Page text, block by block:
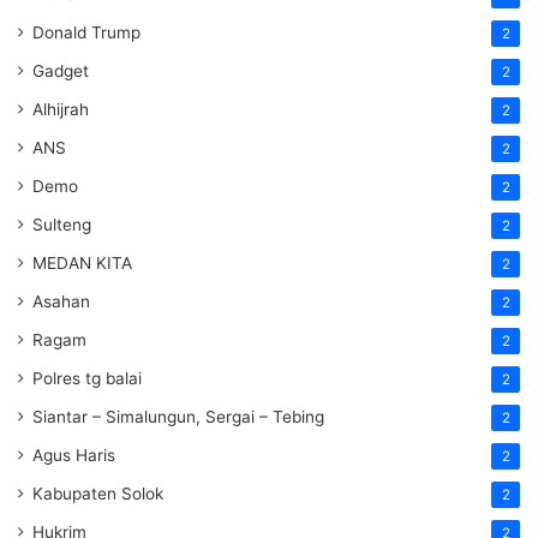
Donald Trump 2
Gadget 2
Alhijrah 2
ANS 2
Demo 2
Sulteng 2
MEDAN KITA 2
Asahan 2
Ragam 2
Polres tg balai 2
Siantar – Simalungun, Sergai – Tebing 2
Agus Haris 2
Kabupaten Solok 2
Hukrim 2